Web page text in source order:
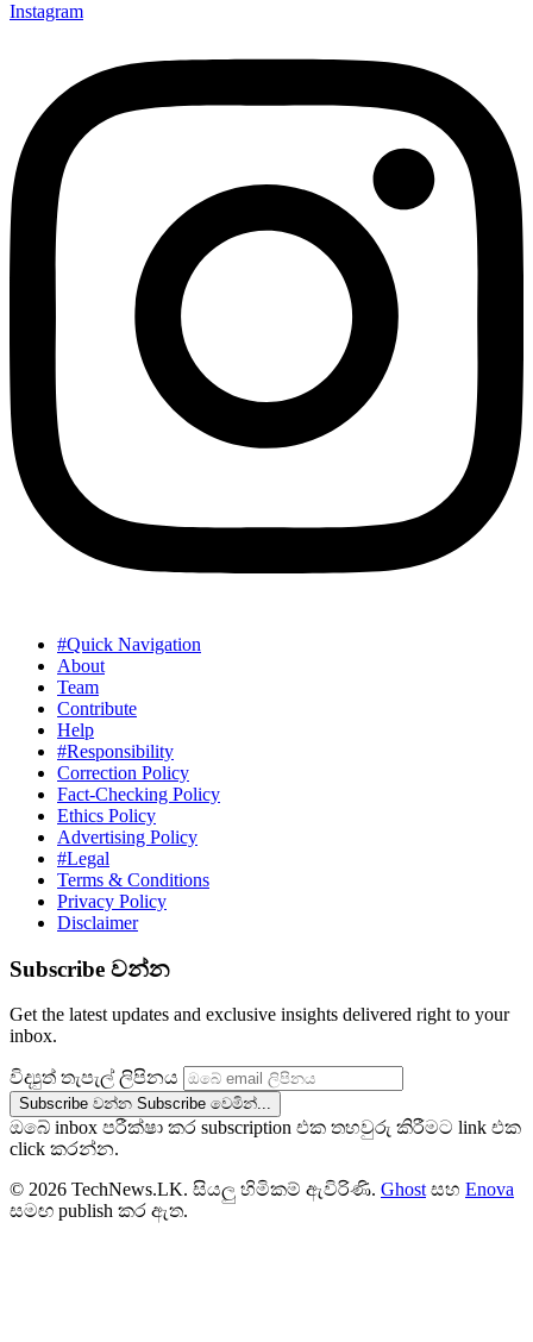
Instagram
#Quick Navigation
About
Team
Contribute
Help
#Responsibility
Correction Policy
Fact-Checking Policy
Ethics Policy
Advertising Policy
#Legal
Terms & Conditions
Privacy Policy
Disclaimer
Subscribe වන්න
Get the latest updates and exclusive insights delivered right to your
inbox.
විද්‍යුත් තැපැල් ලිපිනය
Subscribe වන්න Subscribe වෙමින්...
ඔබේ inbox පරීක්ෂා කර subscription එක තහවුරු කිරීමට link එක
click කරන්න.
© 2026 TechNews.LK. සියලු හිමිකම් ඇවිරිණි. Ghost සහ Enova
සමඟ publish කර ඇත.